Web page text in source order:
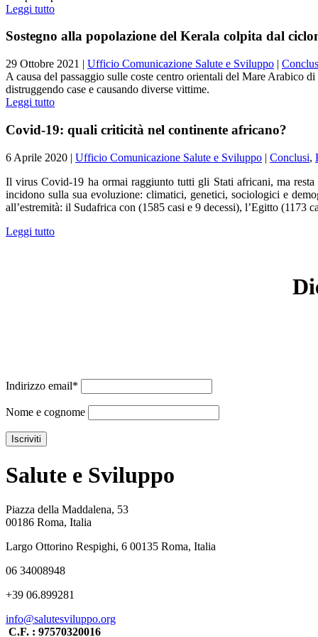
Leggi tutto
Sostegno alla popolazione del Kerala colpita dal
29 Ottobre 2021 | Ufficio Comunicazione Salute e Sviluppo |
A causa del passaggio sulle coste centro orientali del Mare
distruggendo case e causando diverse vittime.
Leggi tutto
Covid-19: quali criticità nel continente africano?
6 Aprile 2020 | Ufficio Comunicazione Salute e Sviluppo | Conclusi,
Il virus Covid-19 ha ormai raggiunto tutti gli Stati africani, ma
incidono sulla sua evoluzione: climatici, genetici, sociologici e
all’estremità: il Sudafrica con (1585 casi e 9 decessi), l’Egitto (1173
Leggi tutto
Indirizzo email*
Nome e cognome
Salute e Sviluppo
Piazza della Maddalena, 53
00186 Roma, Italia
Largo Ottorino Respighi, 6 00135 Roma, Italia
06 34008948
+39 06.899281
info@salutesviluppo.org
C.F. : 97570320016